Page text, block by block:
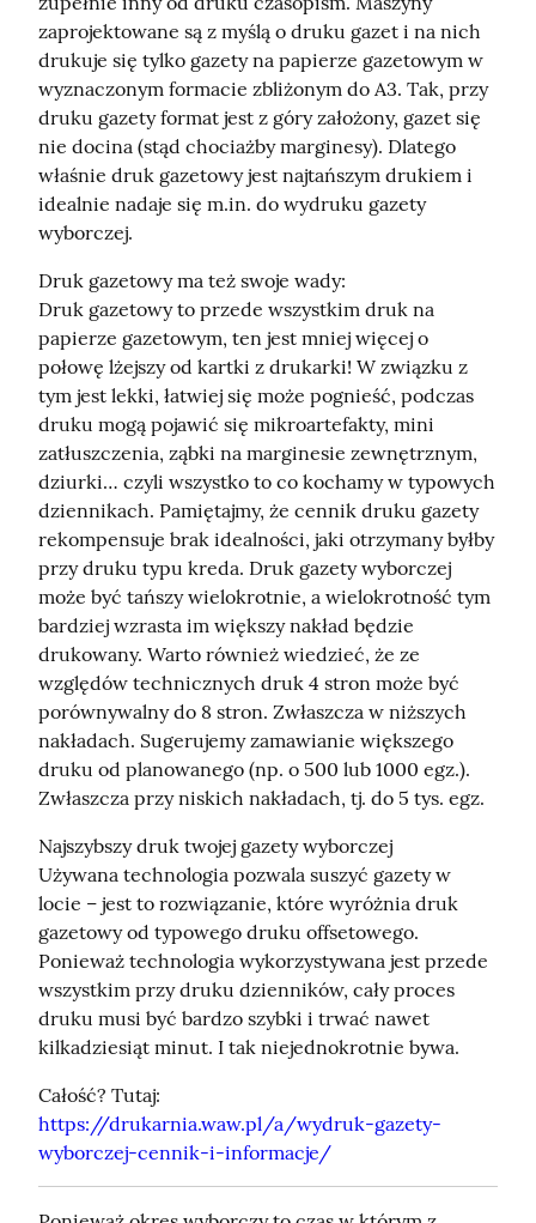
zaprojektowane są z myślą o druku gazet i na nich
drukuje się tylko gazety na papierze gazetowym w
wyznaczonym formacie zbliżonym do A3. Tak, przy
druku gazety format jest z góry założony, gazet się
nie docina (stąd chociażby marginesy). Dlatego
właśnie druk gazetowy jest najtańszym drukiem i
idealnie nadaje się m.in. do wydruku gazety
wyborczej.
Druk gazetowy ma też swoje wady:
Druk gazetowy to przede wszystkim druk na
papierze gazetowym, ten jest mniej więcej o
połowę lżejszy od kartki z drukarki! W związku z
tym jest lekki, łatwiej się może pognieść, podczas
druku mogą pojawić się mikroartefakty, mini
zatłuszczenia, ząbki na marginesie zewnętrznym,
dziurki… czyli wszystko to co kochamy w typowych
dziennikach. Pamiętajmy, że cennik druku gazety
rekompensuje brak idealności, jaki otrzymany byłby
przy druku typu kreda. Druk gazety wyborczej
może być tańszy wielokrotnie, a wielokrotność tym
bardziej wzrasta im większy nakład będzie
drukowany. Warto również wiedzieć, że ze
względów technicznych druk 4 stron może być
porównywalny do 8 stron. Zwłaszcza w niższych
nakładach. Sugerujemy zamawianie większego
druku od planowanego (np. o 500 lub 1000 egz.).
Zwłaszcza przy niskich nakładach, tj. do 5 tys. egz.
Najszybszy druk twojej gazety wyborczej
Używana technologia pozwala suszyć gazety w
locie – jest to rozwiązanie, które wyróżnia druk
gazetowy od typowego druku offsetowego.
Ponieważ technologia wykorzystywana jest przede
wszystkim przy druku dzienników, cały proces
druku musi być bardzo szybki i trwać nawet
kilkadziesiąt minut. I tak niejednokrotnie bywa.
https://drukarnia.waw.pl/a/wydruk-gazety-
wyborczej-cennik-i-informacje/